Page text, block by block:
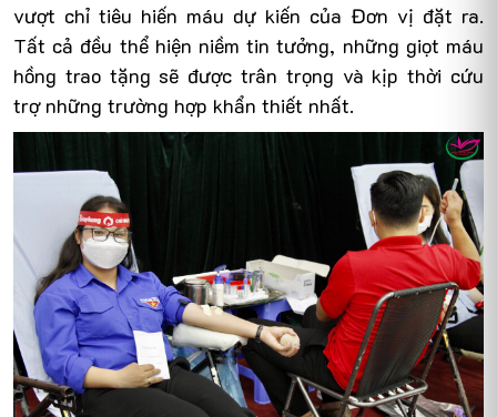
vượt chỉ tiêu hiến máu dự kiến của Đơn vị đặt ra.
Tất cả đều thể hiện niềm tin tưởng, những giọt máu
hồng trao tặng sẽ được trân trọng và kịp thời cứu
trợ những trường hợp khẩn thiết nhất.